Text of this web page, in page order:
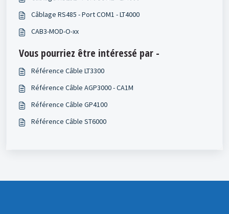
Câblage RS485 - Port COM1 - LT4000
CAB3-MOD-O-xx
Vous pourriez être intéressé par -
Référence Câble LT3300
Référence Câble AGP3000 - CA1M
Référence Câble GP4100
Référence Câble ST6000